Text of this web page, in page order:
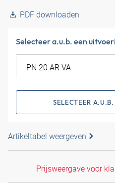
PDF downloaden
Selecteer a.u.b. een
SELECTEER
Artikeltabel weergeven
Prijsweergave voor